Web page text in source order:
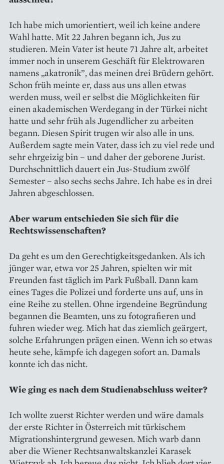
Ich habe mich umorientiert, weil ich keine andere
Wahl hatte. Mit 22 Jahren begann ich, Jus zu
studieren. Mein Vater ist heute 71 Jahre alt, arbeitet
immer noch in unserem Geschäft für Elektrowaren
namens „akatronik”, das meinen drei Brüdern gehört.
Schon früh meinte er, dass aus uns allen etwas
werden muss, weil er selbst die Möglichkeiten für
einen akademischen Werdegang in der Türkei nicht
hatte und sehr früh als Jugendlicher zu arbeiten
begann. Diesen Spirit trugen wir also alle in uns.
Außerdem sagte mein Vater, dass ich zu viel rede und
sehr ehrgeizig bin – und daher der geborene Jurist.
Durchschnittlich dauert ein Jus-Studium zwölf
Semester – also sechs sechs Jahre. Ich habe es in drei
Jahren abgeschlossen.
Aber warum entschieden Sie sich für die
Rechtswissenschaften?
Da geht es um den Gerechtigkeitsgedanken. Als ich
jünger war, etwa vor 25 Jahren, spielten wir mit
Freunden fast täglich im Park Fußball. Dann kam
eines Tages die Polizei und forderte uns auf, uns in
eine Reihe zu stellen. Ohne irgendeine Begründung
begannen die Beamten, uns zu fotografieren und
fuhren wieder weg. Mich hat das ziemlich geärgert,
solche Erfahrungen prägen einen. Wenn ich so etwas
heute sehe, kämpfe ich dagegen sofort an. Damals
konnte ich das nicht.
Wie ging es nach dem Studienabschluss weiter?
Ich wollte zuerst Richter werden und wäre damals
der erste Richter in Österreich mit türkischem
Migrationshintergrund gewesen. Mich warb dann
aber die Wiener Rechtsanwaltskanzlei Karasek